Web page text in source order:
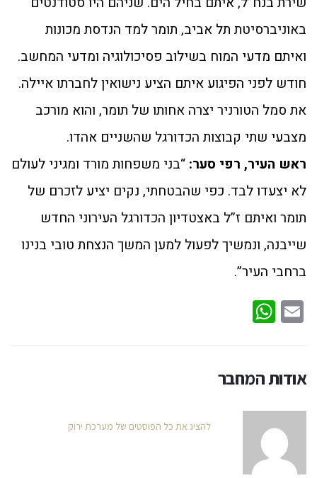
באוניברסיטת תל אביב, תומר למד הנדסת מכונות
ואיתם מדעי המוח בשילוב פסיכולוגיה ומדעי המחשב.
חודש לפני הפיגוע איתם הציע נישואין לחברתו איילה.
את סמל הטורניר יצרה אחותו של תומר, והוא מורכב
מצבעי שתי קבוצות הכדורגל שהשניים אהדו.
ראש העיר, רפי סער: “בני משפחות מורד ומגיני לעולם
לא יצעדו לבד. כפי שהבטחתי, נקים יציע לזכרם של
תומר ואיתם ז”ל באצטדיון הכדורגל העירוני החדש
שייבנה, ונמשיך לפעול למען המשך הנצחת טובי בנינו
ברחבי העיר”.
Email
אודות המחבר
להציג את כל הפוסטים של מערכת ירוק